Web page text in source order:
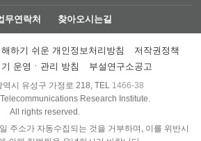
무연락처 찾아오시는길
해하기 쉬운 개인정보처리방침
저작권정책
운영ㆍ관리 방침
부설연구소공고
시 유성구 가정로 218, TEL 1466-38
Research Institute.
All rights reserved.
주소가 자동수집되는 것을 거부하며, 이를 위반시